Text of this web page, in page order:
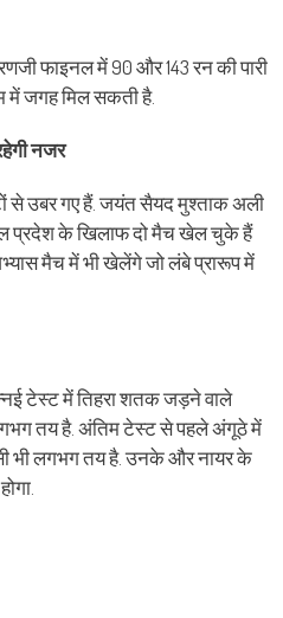
फाइनल में 90 और 143 रन की पारी
में जगह मिल सकती है.
नजर
से उबर गए हैं. जयंत सैयद मुश्ताक अली
प्रदेश के खिलाफ दो मैच खेल चुके हैं
मैच में भी खेलेंगे जो लंबे प्रारूप में
टेस्ट में तिहरा शतक जड़ने वाले
तय है. अंतिम टेस्ट से पहले अंगूठे में
भी लगभग तय है. उनके और नायर के